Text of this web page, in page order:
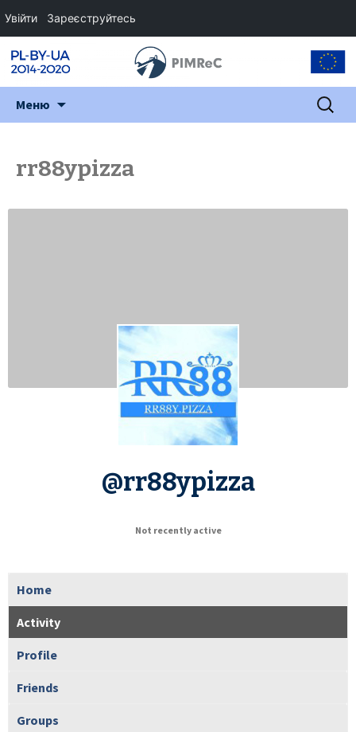
Меню Пошук:
rr88ypizza
@rr88ypizza
Not recently active
Home
Activity
Profile
Friends
Groups
Увійти Зареєструйтесь